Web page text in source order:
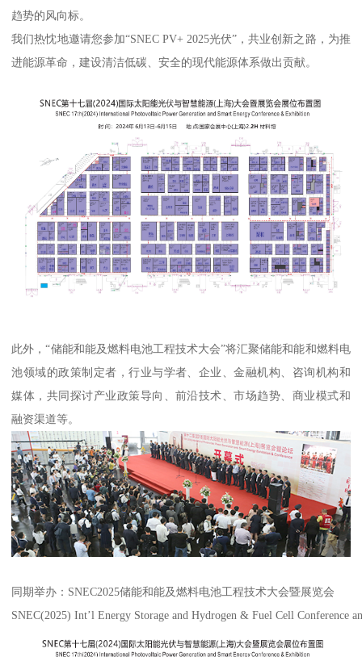
趋势的风向标。
我们热忱地邀请您参加“SNEC PV+ 2025光伏”，共业创新之路，为推
进能源革命，建设清洁低碳、安全的现代能源体系做出贡献。
此外，“储能和能及燃料电池工程技术大会”将汇聚储能和能和燃料电
池领域的政策制定者，行业与学者、企业、金融机构、咨询机构和
媒体，共同探讨产业政策导向、前沿技术、市场趋势、商业模式和
融资渠道等。
同期举办：SNEC2025储能和能及燃料电池工程技术大会暨展览会
SNEC(2025) Int’l Energy Storage and Hydrogen & Fuel Cell Conference